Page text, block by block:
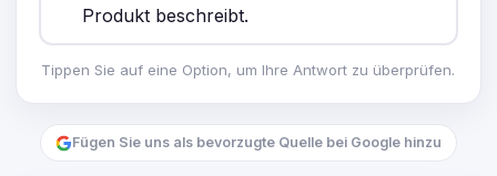
Produkt beschreibt.
Tippen Sie auf eine Option, um Ihre Antwort zu überprüfen.
Fügen Sie uns als bevorzugte Quelle bei Google hinzu